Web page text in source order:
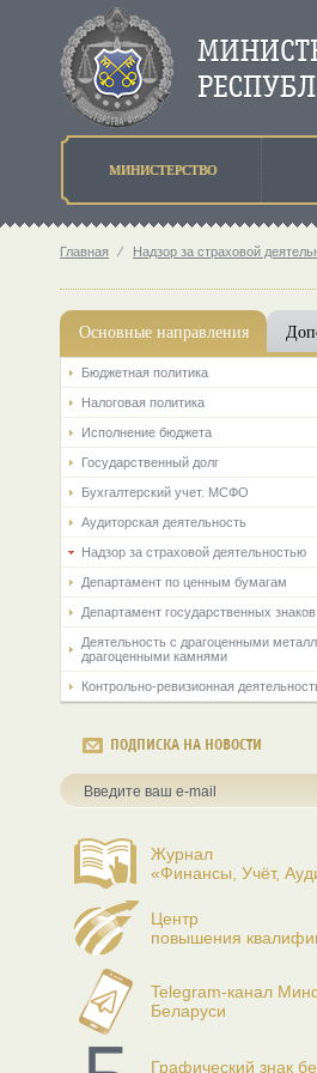
МИНИСТЕРСТВО
Главная ⁄ Надзор за страховой
Основные направления
Бюджетная политика
Налоговая политика
Исполнение бюджета
Государственный долг
Бухгалтерский учет. МСФО
Аудиторская деятельность
Надзор за страховой деятельностью
Департамент по ценным бумагам
Департамент государственных знаков
Деятельность с драгоценными
драгоценными камнями
Контрольно-ревизионная
ПОДПИСКА НА НОВОСТИ
Журнал
«Финансы, Учёт,
Центр
повышения
Telegram-канал
Беларуси
Графический знак